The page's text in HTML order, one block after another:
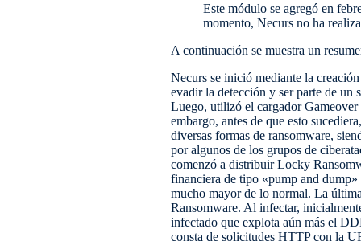
Este módulo se agregó en
momento, Necurs no ha
A continuación se muestra un
Necurs se inició mediante la
evadir la detección y ser parte de
Luego, utilizó el cargador Gameover
embargo, antes de que esto
diversas formas de ransomware,
por algunos de los grupos de
comenzó a distribuir Locky
financiera de tipo «pump and
mucho mayor de lo normal. La
Ransomware. Al infectar,
infectado que explota aún más el
consta de solicitudes HTTP con la